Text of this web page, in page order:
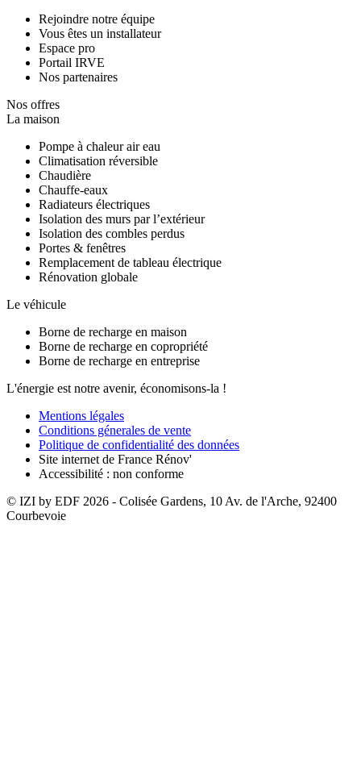
Rejoindre notre équipe
Vous êtes un installateur
Espace pro
Portail IRVE
Nos partenaires
Nos offres
La maison
Pompe à chaleur air eau
Climatisation réversible
Chaudière
Chauffe-eaux
Radiateurs électriques
Isolation des murs par l’extérieur
Isolation des combles perdus
Portes & fenêtres
Remplacement de tableau électrique
Rénovation globale
Le véhicule
Borne de recharge en maison
Borne de recharge en copropriété
Borne de recharge en entreprise
L'énergie est notre avenir, économisons-la !
Mentions légales
Conditions génerales de vente
Politique de confidentialité des données
Site internet de France Rénov'
Accessibilité : non conforme
© IZI by EDF 2026 - Colisée Gardens, 10 Av. de l'Arche, 92400
Courbevoie